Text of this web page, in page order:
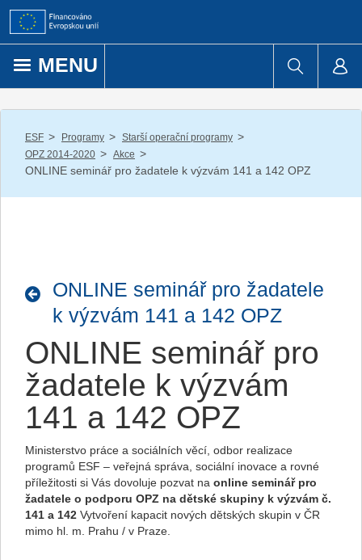
Přejít k obsahu
MENU
ESF / Programy / Starší operační programy /
OPZ 2014-2020 / Akce /
ONLINE seminář pro žadatele k výzvám 141 a 142 OPZ
ONLINE seminář pro žadatele
k výzvám 141 a 142 OPZ
ONLINE seminář pro
žadatele k výzvám
141 a 142 OPZ
Ministerstvo práce a sociálních věcí, odbor realizace
programů ESF – veřejná správa, sociální inovace a rovné
příležitosti si Vás dovoluje pozvat na online seminář pro
žadatele o podporu OPZ na dětské skupiny k výzvám č.
141 a 142 Vytvoření kapacit nových dětských skupin v ČR
mimo hl. m. Prahu / v Praze.